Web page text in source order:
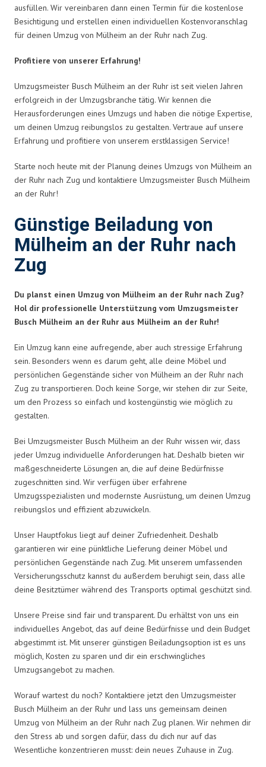
ausfüllen. Wir vereinbaren dann einen Termin für die kostenlose
Besichtigung und erstellen einen individuellen Kostenvoranschlag
für deinen Umzug von Mülheim an der Ruhr nach Zug.
Profitiere von unserer Erfahrung!
Umzugsmeister Busch Mülheim an der Ruhr ist seit vielen Jahren
erfolgreich in der Umzugsbranche tätig. Wir kennen die
Herausforderungen eines Umzugs und haben die nötige Expertise,
um deinen Umzug reibungslos zu gestalten. Vertraue auf unsere
Erfahrung und profitiere von unserem erstklassigen Service!
Starte noch heute mit der Planung deines Umzugs von Mülheim an
der Ruhr nach Zug und kontaktiere Umzugsmeister Busch Mülheim
an der Ruhr!
Günstige Beiladung von
Mülheim an der Ruhr nach
Zug
Du planst einen Umzug von Mülheim an der Ruhr nach Zug?
Hol dir professionelle Unterstützung vom Umzugsmeister
Busch Mülheim an der Ruhr aus Mülheim an der Ruhr!
Ein Umzug kann eine aufregende, aber auch stressige Erfahrung
sein. Besonders wenn es darum geht, alle deine Möbel und
persönlichen Gegenstände sicher von Mülheim an der Ruhr nach
Zug zu transportieren. Doch keine Sorge, wir stehen dir zur Seite,
um den Prozess so einfach und kostengünstig wie möglich zu
gestalten.
Bei Umzugsmeister Busch Mülheim an der Ruhr wissen wir, dass
jeder Umzug individuelle Anforderungen hat. Deshalb bieten wir
maßgeschneiderte Lösungen an, die auf deine Bedürfnisse
zugeschnitten sind. Wir verfügen über erfahrene
Umzugsspezialisten und modernste Ausrüstung, um deinen Umzug
reibungslos und effizient abzuwickeln.
Unser Hauptfokus liegt auf deiner Zufriedenheit. Deshalb
garantieren wir eine pünktliche Lieferung deiner Möbel und
persönlichen Gegenstände nach Zug. Mit unserem umfassenden
Versicherungsschutz kannst du außerdem beruhigt sein, dass alle
deine Besitztümer während des Transports optimal geschützt sind.
Unsere Preise sind fair und transparent. Du erhältst von uns ein
individuelles Angebot, das auf deine Bedürfnisse und dein Budget
abgestimmt ist. Mit unserer günstigen Beiladungsoption ist es uns
möglich, Kosten zu sparen und dir ein erschwingliches
Umzugsangebot zu machen.
Worauf wartest du noch? Kontaktiere jetzt den Umzugsmeister
Busch Mülheim an der Ruhr und lass uns gemeinsam deinen
Umzug von Mülheim an der Ruhr nach Zug planen. Wir nehmen dir
den Stress ab und sorgen dafür, dass du dich nur auf das
Wesentliche konzentrieren musst: dein neues Zuhause in Zug.